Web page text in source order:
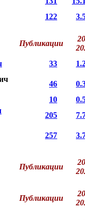
122
Публикации
33
46
10
205
257
Публикации
Публикации